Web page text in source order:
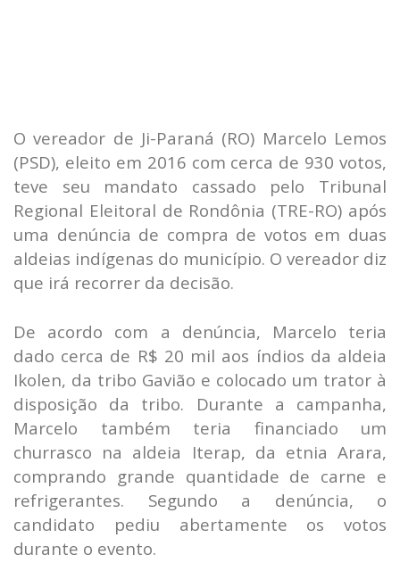
O vereador de Ji-Paraná (RO) Marcelo Lemos
(PSD), eleito em 2016 com cerca de 930 votos,
teve seu mandato cassado pelo Tribunal
Regional Eleitoral de Rondônia (TRE-RO) após
uma denúncia de compra de votos em duas
aldeias indígenas do município. O vereador diz
que irá recorrer da decisão.
De acordo com a denúncia, Marcelo teria
dado cerca de R$ 20 mil aos índios da aldeia
Ikolen, da tribo Gavião e colocado um trator à
disposição da tribo. Durante a campanha,
Marcelo também teria financiado um
churrasco na aldeia Iterap, da etnia Arara,
comprando grande quantidade de carne e
refrigerantes. Segundo a denúncia, o
candidato pediu abertamente os votos
durante o evento.